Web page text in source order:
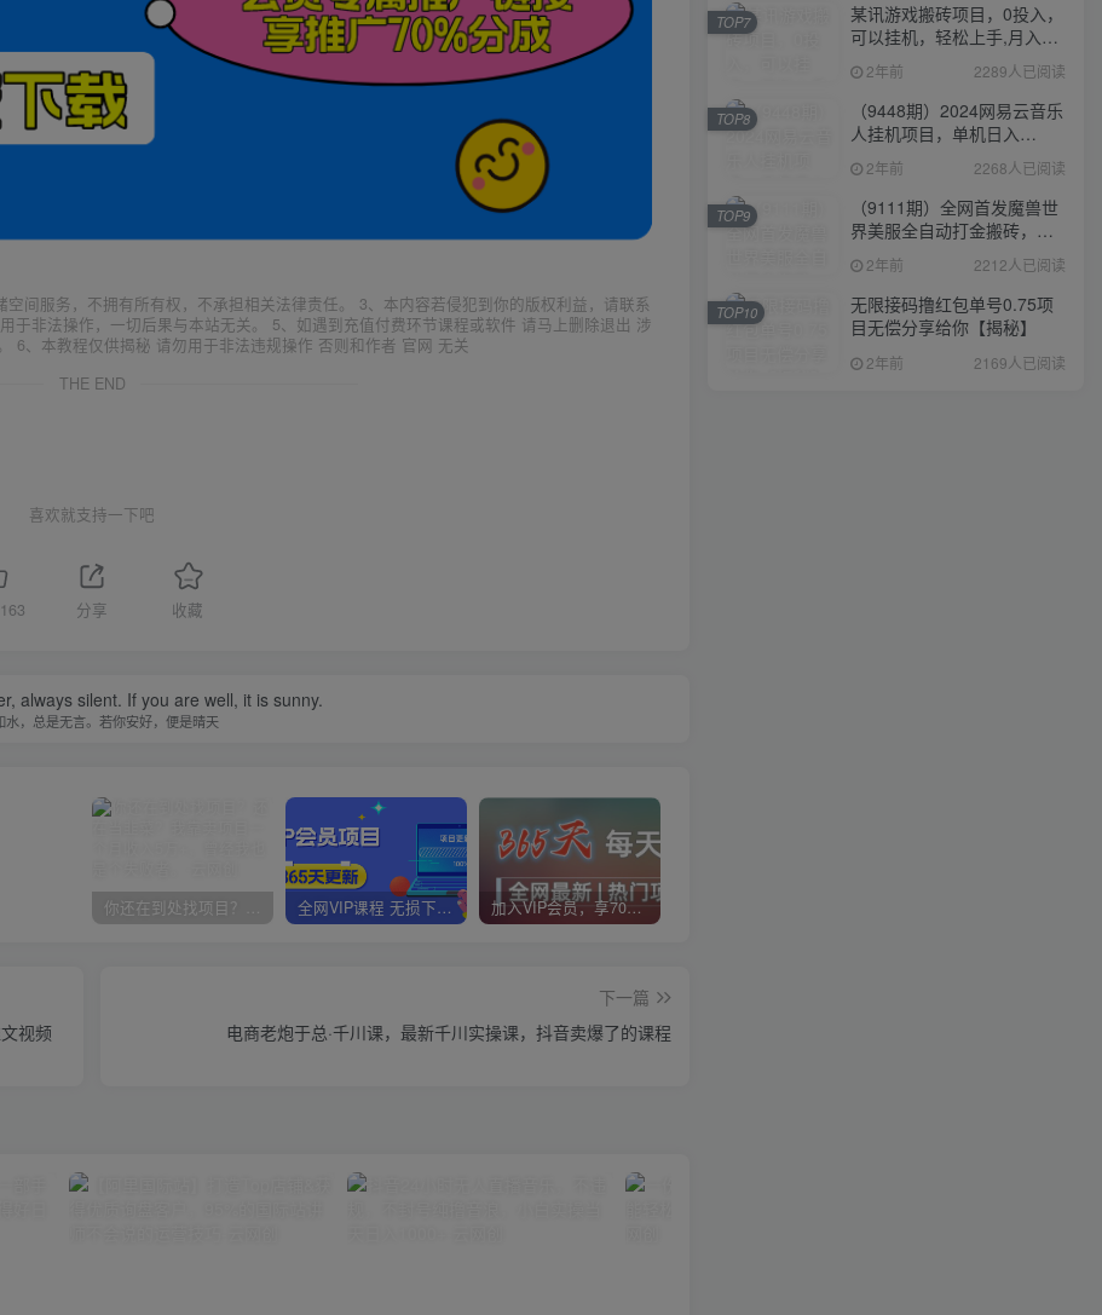
间服务，不拥有所有权，不承担相关法律责任。 3、本内容若侵犯到你的版权利益，请联系
于非法操作，一切后果与本站无关。 5、如遇到充值付费环节课程或软件 请马上删除退出 涉
6、本教程仅供揭秘 请勿用于非法违规操作 否则和作者 官网 无关
THE END
喜欢就支持一下吧
163 分享 收藏
always silent. If you are well, it is sunny.
水，总是无言。若你安好，便是晴天
你还在到处找项目？还在当韭菜？我靠卖项目一个月收入5万+，曾经我也是个失败者。 全网VIP课程 无损下载~ 加入VIP会员，享70%的推广提成，免费学习多种网上创业课程，菜鸟秒变大神！
视频
下一篇
电商老炮于总·千川课，最新千川实操课，抖音卖爆了的课程
某讯游戏搬砖项目，0投入，
可以挂机，轻松上手,月入
3000+上不封顶
2年前 2289人已阅读
TOP7
（9448期）2024网易云音乐
人挂机项目，单机日入
150+，无脑月入5000+
2年前 2268人已阅读
TOP8
（9111期）全网首发魔兽世
界美服全自动打金搬砖，日
入1000+，简单好操作，保
姆级教学
2年前 2212人已阅读
TOP9
无限接码撸红包单号0.75项
目无偿分享给你【揭秘】
2年前 2169人已阅读
TOP10